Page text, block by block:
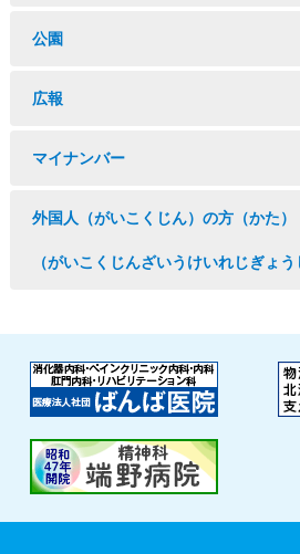
公園
広報
マイナンバー
外国人（がいこくじん）の方（かた
（がいこくじんざいうけいれじぎょ